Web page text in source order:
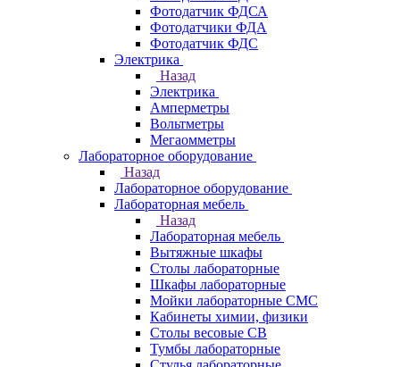
Фотодатчик ФДСА
Фотодатчики ФДА
Фотодатчик ФДС
Электрика
Назад
Электрика
Амперметры
Вольтметры
Мегаомметры
Лабораторное оборудование
Назад
Лабораторное оборудование
Лабораторная мебель
Назад
Лабораторная мебель
Вытяжные шкафы
Столы лабораторные
Шкафы лабораторные
Мойки лабораторные СМС
Кабинеты химии, физики
Столы весовые СВ
Тумбы лабораторные